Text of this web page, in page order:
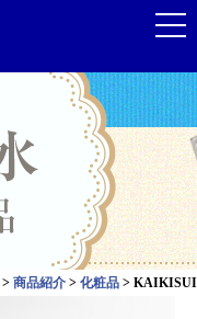
> 商品紹介 > 化粧品 > KAIKISUI